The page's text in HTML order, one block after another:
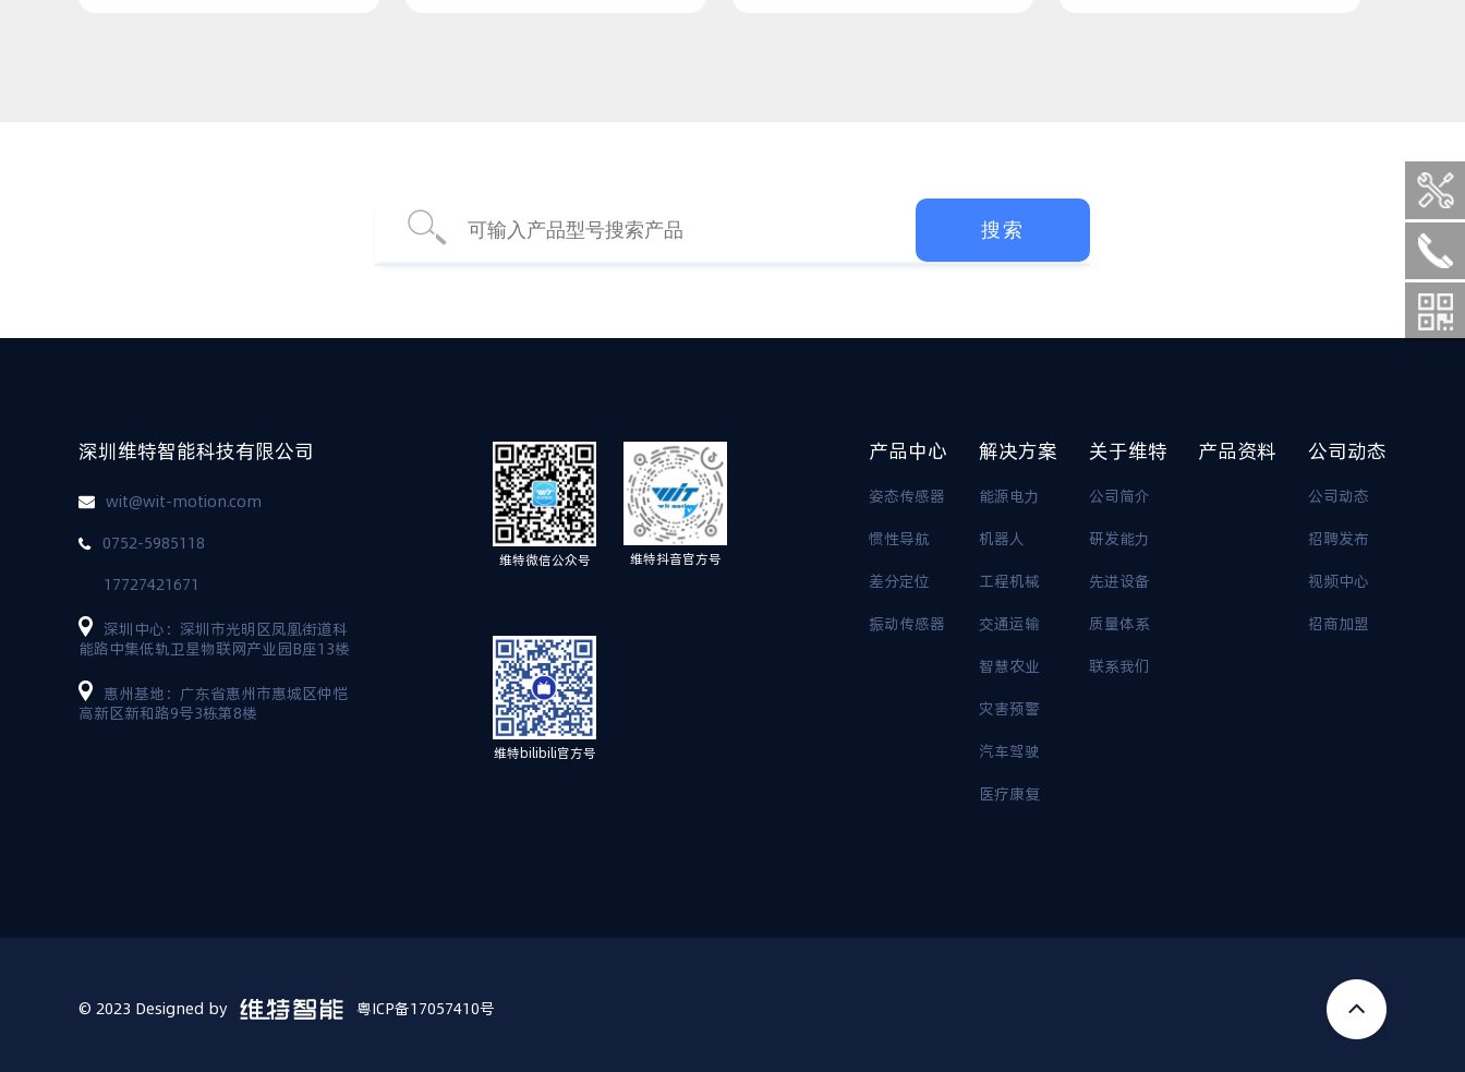
深圳维特智能科技有限公司
wit@wit-motion.com
0752-5985118
17727421671
深圳中心：深圳市光明区凤凰街道科
能路中集低轨卫星物联网产业园B座13楼
惠州基地：广东省惠州市惠城区仲恺
高新区新和路9号3栋第8楼
维特微信公众号 维特抖音官方号
维特bilibili官方号
产品中心
姿态传感器
惯性导航
差分定位
振动传感器
解决方案
能源电力
机器人
工程机械
交通运输
智慧农业
灾害预警
汽车驾驶
医疗康复
关于维特
公司简介
研发能力
先进设备
质量体系
联系我们
产品资料 公司动态
公司动态
招聘发布
视频中心
招商加盟
© 2023 Designed by 粤ICP备17057410号